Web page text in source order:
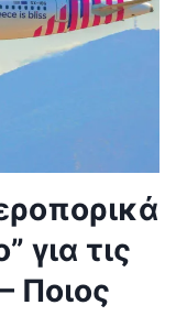
για τις
Ποιος